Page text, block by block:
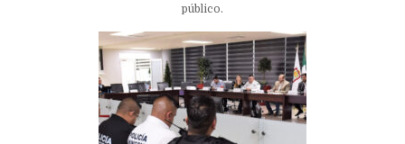
público.